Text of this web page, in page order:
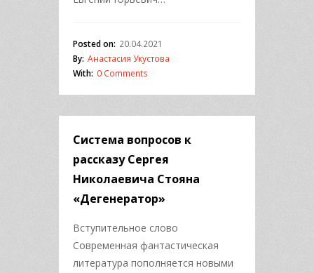
Posted on: 20.04.2021
By: Анастасия Укустова
With: 0 Comments
Система вопросов к
рассказу Сергея
Николаевича Стояна
«Дегенератор»
Вступительное слово
Современная фантастическая
литература пополняется новыми